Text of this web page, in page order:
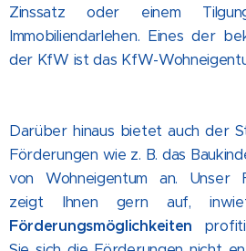
Zinssatz oder einem
Immobiliendarlehen. Eines der
der KfW ist das KfW-
Darüber hinaus bietet auch der
Förderungen wie z. B. das
von Wohneigentum an. Unser
zeigt Ihnen gern auf,
Förderungsmöglichkeiten